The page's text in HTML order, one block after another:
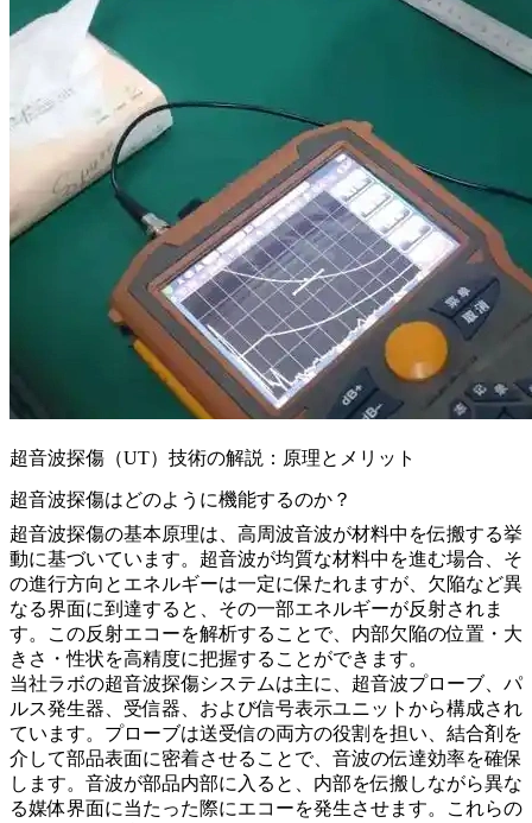
超音波探傷（UT）技術の解説：原理とメリット
超音波探傷はどのように機能するのか？
超音波探傷の基本原理は、高周波音波が材料中を伝搬する挙
動に基づいています。超音波が均質な材料中を進む場合、そ
の進行方向とエネルギーは一定に保たれますが、欠陥など異
なる界面に到達すると、その一部エネルギーが反射されま
す。この反射エコーを解析することで、内部欠陥の位置・大
きさ・性状を高精度に把握することができます。
当社ラボの超音波探傷システムは主に、超音波プローブ、パ
ルス発生器、受信器、および信号表示ユニットから構成され
ています。プローブは送受信の両方の役割を担い、結合剤を
介して部品表面に密着させることで、音波の伝達効率を確保
します。音波が部品内部に入ると、内部を伝搬しながら異な
る媒体界面に当たった際にエコーを発生させます。これらの